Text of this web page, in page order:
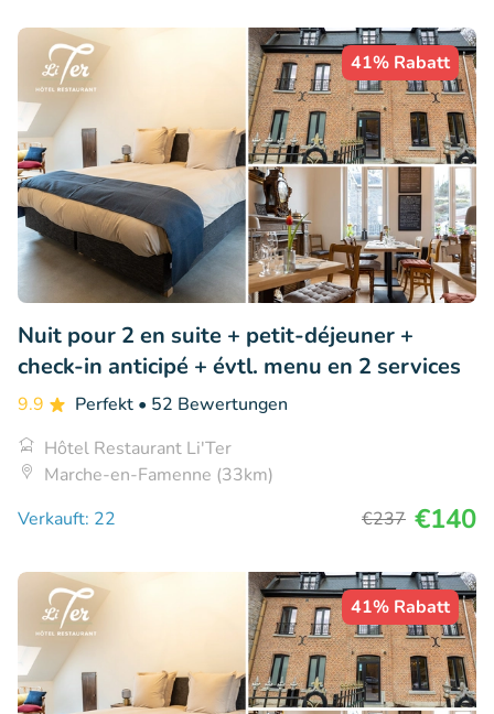
41% Rabatt
Nuit pour 2 en suite + petit-déjeuner +
check-in anticipé + évtl. menu en 2 services
9.9 Perfekt • 52 Bewertungen
Hôtel Restaurant Li'Ter
Marche-en-Famenne (33km)
Verkauft: 22
€237 €140
41% Rabatt